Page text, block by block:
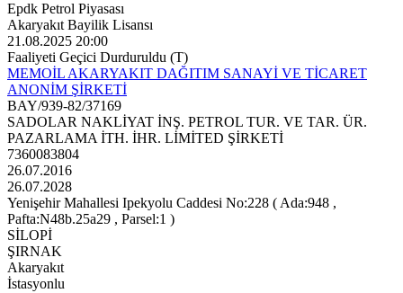
Epdk Petrol Piyasası
Akaryakıt Bayilik Lisansı
21.08.2025 20:00
Faaliyeti Geçici Durduruldu (T)
MEMOİL AKARYAKIT DAĞITIM SANAYİ VE TİCARET
ANONİM ŞİRKETİ
BAY/939-82/37169
SADOLAR NAKLİYAT İNŞ. PETROL TUR. VE TAR. ÜR.
PAZARLAMA İTH. İHR. LİMİTED ŞİRKETİ
7360083804
26.07.2016
26.07.2028
Yenişehir Mahallesi Ipekyolu Caddesi No:228 ( Ada:948 ,
Pafta:N48b.25a29 , Parsel:1 )
SİLOPİ
ŞIRNAK
Akaryakıt
İstasyonlu